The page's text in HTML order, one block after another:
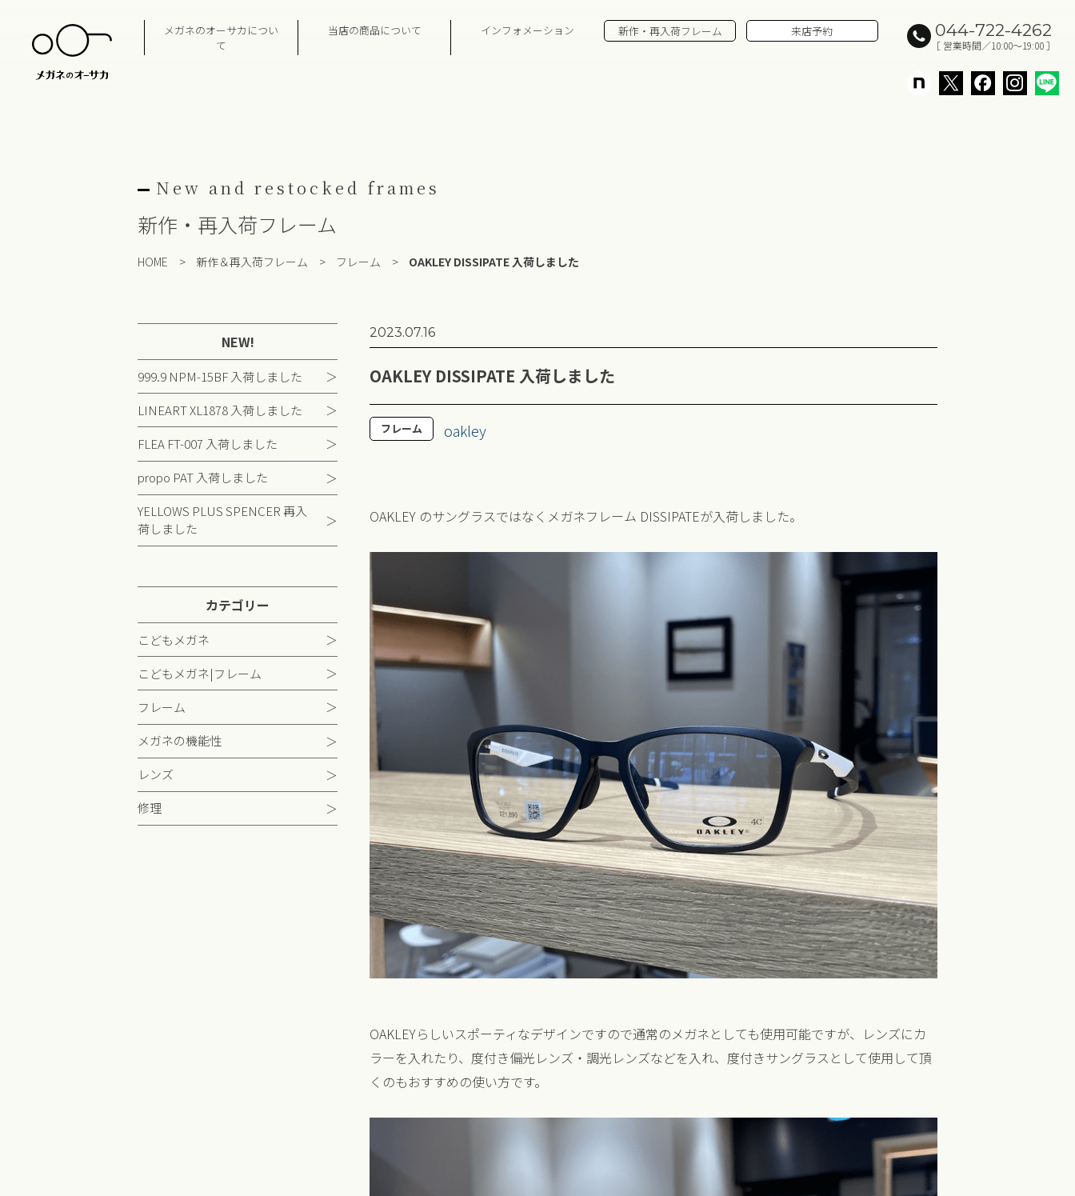
content
メガネのオーサカについ
て
当店の商品について インフォメーション 新作・再入荷フレーム 来店予約 044-722-4262
［ 営業時間／10:00～19:00 ］
New and restocked frames
新作・再入荷フレーム
HOME > 新作＆再入荷フレーム > フレーム > OAKLEY DISSIPATE 入荷しました
NEW!
999.9 NPM-15BF 入荷しました
LINEART XL1878 入荷しました
FLEA FT-007 入荷しました
propo PAT 入荷しました
YELLOWS PLUS SPENCER 再入
荷しました
カテゴリー
こどもメガネ
こどもメガネ|フレーム
フレーム
メガネの機能性
レンズ
修理
2023.07.16
OAKLEY DISSIPATE 入荷しました
フレーム oakley
OAKLEY のサングラスではなくメガネフレーム DISSIPATEが入荷しました。
OAKLEYらしいスポーティなデザインですので通常のメガネとしても使用可能ですが、レンズにカ
ラーを入れたり、度付き偏光レンズ・調光レンズなどを入れ、度付きサングラスとして使用して頂
くのもおすすめの使い方です。